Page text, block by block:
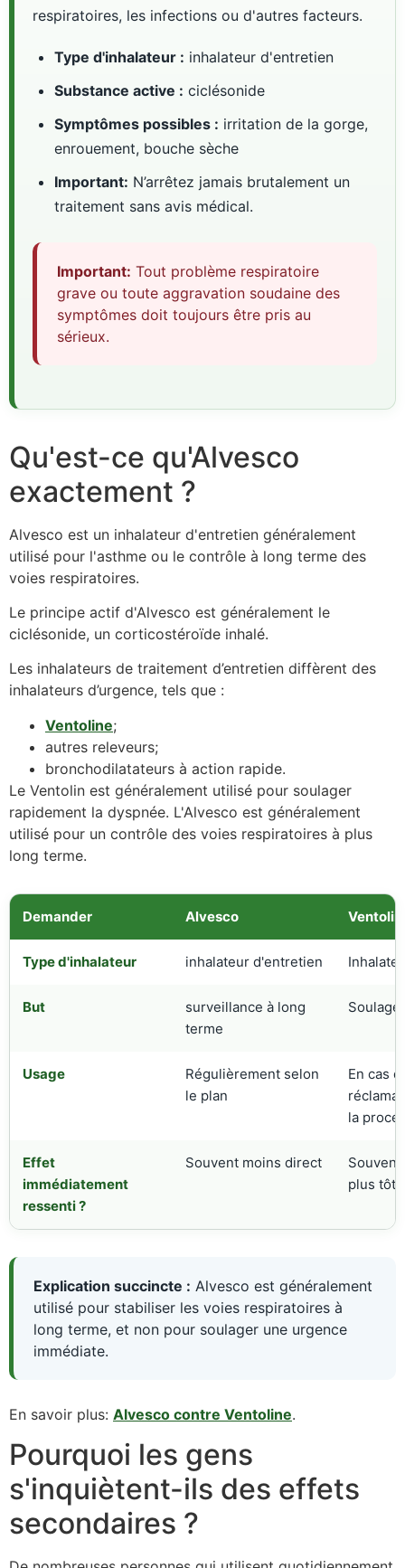
respiratoires, les infections ou d'autres facteurs.
Type d'inhalateur : inhalateur d'entretien
Substance active : ciclésonide
Symptômes possibles : irritation de la gorge,
enrouement, bouche sèche
Important: N’arrêtez jamais brutalement un
traitement sans avis médical.
Important: Tout problème respiratoire
grave ou toute aggravation soudaine des
symptômes doit toujours être pris au
sérieux.
Qu'est-ce qu'Alvesco
exactement ?
Alvesco est un inhalateur d'entretien généralement
utilisé pour l'asthme ou le contrôle à long terme des
voies respiratoires.
Le principe actif d'Alvesco est généralement le
ciclésonide, un corticostéroïde inhalé.
Les inhalateurs de traitement d’entretien diffèrent des
inhalateurs d’urgence, tels que :
Ventoline;
autres releveurs;
bronchodilatateurs à action rapide.
Le Ventolin est généralement utilisé pour soulager
rapidement la dyspnée. L'Alvesco est généralement
utilisé pour un contrôle des voies respiratoires à plus
long terme.
Demander Alvesco
Type d'inhalateur inhalateur d'entretien
But
surveillance à long
terme
Usage
Régulièrement selon
le plan
En cas
la
Effet
immédiatement
ressenti ?
Souvent moins direct
plus tôt
Explication succincte : Alvesco est généralement
utilisé pour stabiliser les voies respiratoires à
long terme, et non pour soulager une urgence
immédiate.
En savoir plus: Alvesco contre Ventoline.
Pourquoi les gens
s'inquiètent-ils des effets
secondaires ?